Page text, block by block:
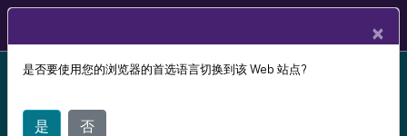
Profile Management 1912 LTSR reached end-of-life
to a newer version of Profile Management.
故障排除
×
是否要使用您的浏览器的首选语言切换到该 Web 站点?
是 否